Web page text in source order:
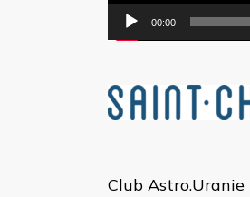
00:00
Club Astro.Uranie